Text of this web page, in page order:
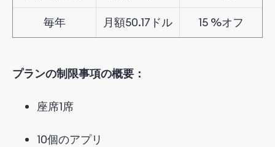
毎年 月額50.17 ドル 15 %オフ
プランの制限事項の概要：
座席1席
10個のアプリ